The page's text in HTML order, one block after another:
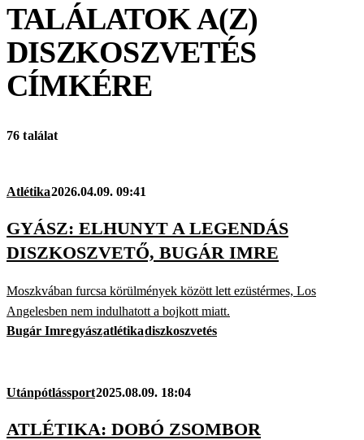
TALÁLATOK A(Z)
DISZKOSZVETÉS
CÍMKÉRE
76 találat
Atlétika2026.04.09. 09:41
GYÁSZ: ELHUNYT A LEGENDÁS
DISZKOSZVETŐ, BUGÁR IMRE
Moszkvában furcsa körülmények között lett ezüstérmes, Los
Angelesben nem indulhatott a bojkott miatt.
Bugár Imregyászatlétikadiszkoszvetés
Utánpótlássport2025.08.09. 18:04
ATLÉTIKA: DOBÓ ZSOMBOR